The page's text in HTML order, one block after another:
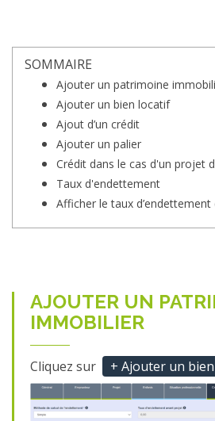
SOMMAIRE
Ajouter un patrimoine
Ajouter un bien locatif
Ajout d’un crédit
Ajouter un palier
Crédit dans le cas d'un projet
Taux d'endettement
Afficher le taux
AJOUTER UN
IMMOBILIER
Cliquez sur + Ajouter un